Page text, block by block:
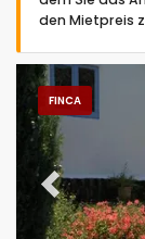
Art der
Personen
den Mietpreis
FINCA
Previous